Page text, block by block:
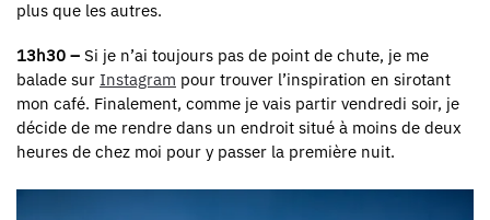
plus que les autres.
13h30 – Si je n’ai toujours pas de point de chute, je me
balade sur Instagram pour trouver l’inspiration en sirotant
mon café. Finalement, comme je vais partir vendredi soir, je
décide de me rendre dans un endroit situé à moins de deux
heures de chez moi pour y passer la première nuit.